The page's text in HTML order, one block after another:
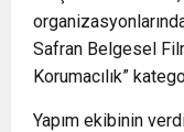
Safran Belgesel
Korumacılık”
Yapım ekibinin